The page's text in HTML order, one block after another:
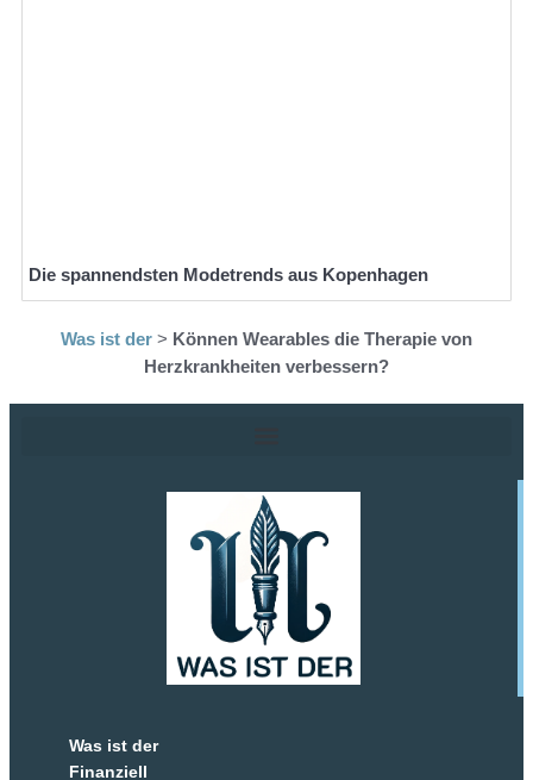
Die spannendsten Modetrends aus Kopenhagen
Was ist der > Können Wearables die Therapie von
Herzkrankheiten verbessern?
Was ist der
Finanziell